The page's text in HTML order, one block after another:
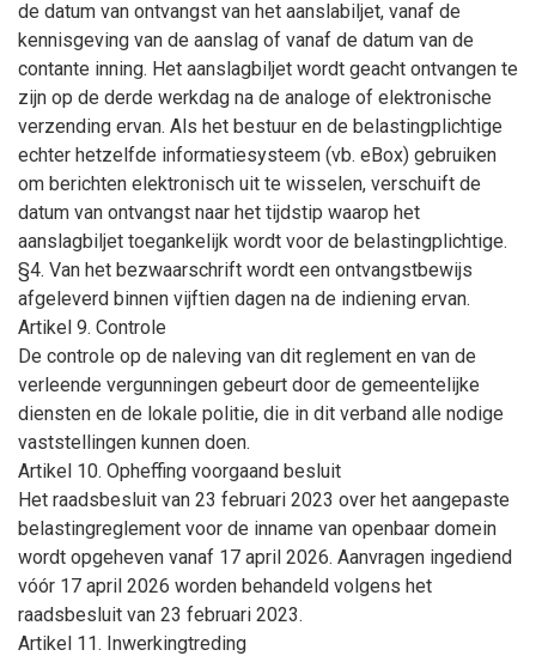
de datum van ontvangst van het aanslabiljet, vanaf de
kennisgeving van de aanslag of vanaf de datum van de
contante inning. Het aanslagbiljet wordt geacht ontvangen te
zijn op de derde werkdag na de analoge of elektronische
verzending ervan. Als het bestuur en de belastingplichtige
echter hetzelfde informatiesysteem (vb. eBox) gebruiken
om berichten elektronisch uit te wisselen, verschuift de
datum van ontvangst naar het tijdstip waarop het
aanslagbiljet toegankelijk wordt voor de belastingplichtige.
§4. Van het bezwaarschrift wordt een ontvangstbewijs
afgeleverd binnen vijftien dagen na de indiening ervan.
Artikel 9. Controle
De controle op de naleving van dit reglement en van de
verleende vergunningen gebeurt door de gemeentelijke
diensten en de lokale politie, die in dit verband alle nodige
vaststellingen kunnen doen.
Artikel 10. Opheffing voorgaand besluit
Het raadsbesluit van 23 februari 2023 over het aangepaste
belastingreglement voor de inname van openbaar domein
wordt opgeheven vanaf 17 april 2026. Aanvragen ingediend
vóór 17 april 2026 worden behandeld volgens het
raadsbesluit van 23 februari 2023.
Artikel 11. Inwerkingtreding